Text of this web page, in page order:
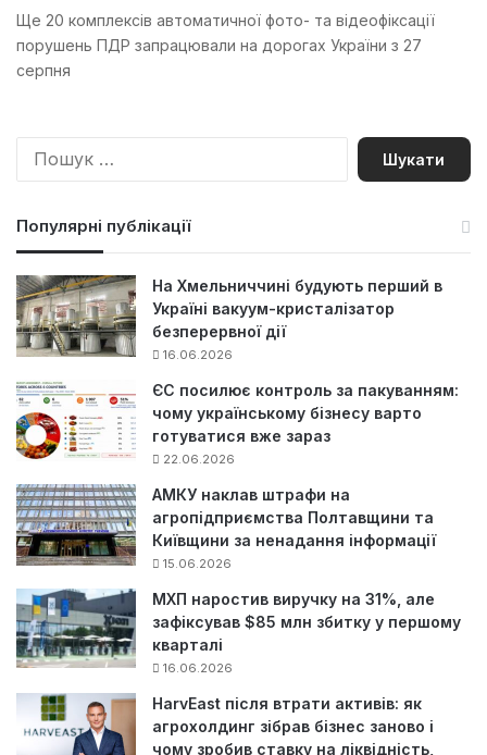
Ще 20 комплексів автоматичної фото- та відеофіксації
порушень ПДР запрацювали на дорогах України з 27
серпня
П
Популярні публікації
На Хмельниччині будують перший в
Україні вакуум-кристалізатор
безперервної дії
16.06.2026
ЄС посилює контроль за пакуванням:
чому українському бізнесу варто
готуватися вже зараз
22.06.2026
АМКУ наклав штрафи на
агропідприємства Полтавщини та
Київщини за ненадання інформації
15.06.2026
МХП наростив виручку на 31%, але
зафіксував $85 млн збитку у першому
кварталі
16.06.2026
HarvEast після втрати активів: як
агрохолдинг зібрав бізнес заново і
чому зробив ставку на ліквідність,